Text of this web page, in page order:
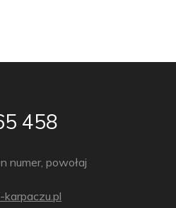
458
numer, powołaj